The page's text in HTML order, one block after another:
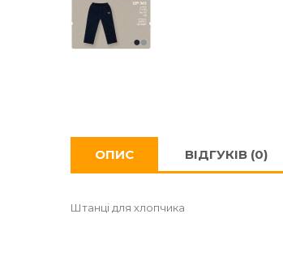
ОПИС ВІДГУКІВ (0)
Штанці для хлопчика